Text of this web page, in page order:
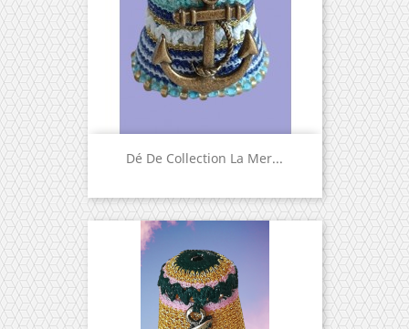
Dé De Collection La Mer...